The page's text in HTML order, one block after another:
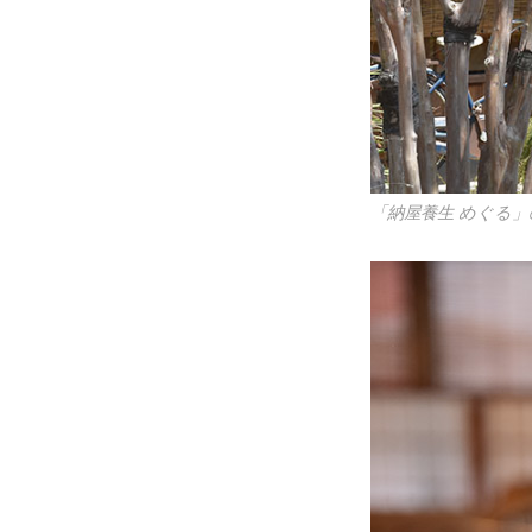
「納屋養生 めぐる